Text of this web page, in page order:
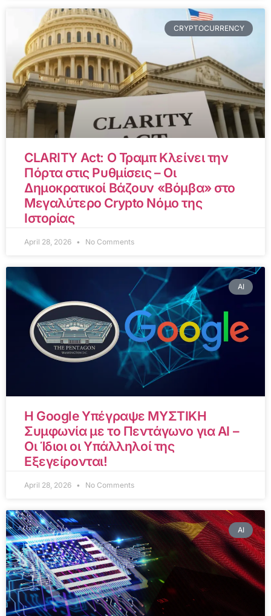
CRYPTOCURRENCY
CLARITY Act: Ο Τραμπ Κλείνει την
Πόρτα στις Ρυθμίσεις – Οι
Δημοκρατικοί Βάζουν «Βόμβα» στο
Μεγαλύτερο Crypto Νόμο της
Ιστορίας
April 28, 2026 No Comments
AI
Η Google Υπέγραψε ΜΥΣΤΙΚΗ
Συμφωνία με το Πεντάγωνο για AI –
Οι Ίδιοι οι Υπάλληλοί της
Εξεγείρονται!
April 28, 2026 No Comments
AI